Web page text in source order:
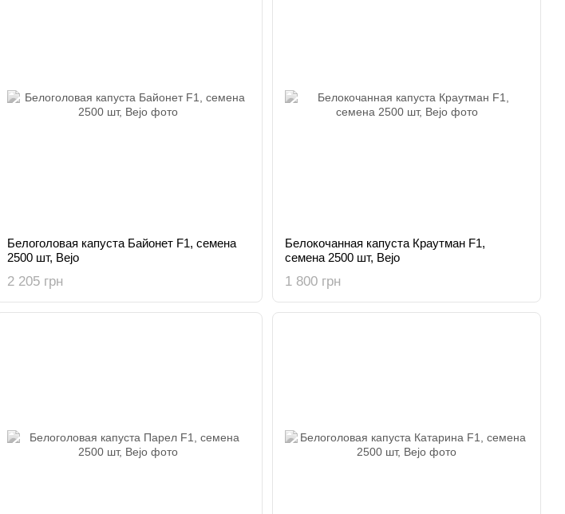
Белоголовая капуста Байонет F1, семена
2500 шт, Bejo
2 205 грн
Белокочанная капуста Краутман F1,
семена 2500 шт, Bejo
1 800 грн